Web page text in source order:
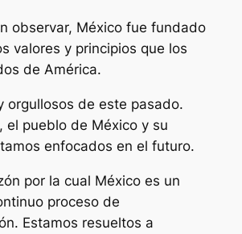
observar, México fue fundado
valores y principios que los
de América.
orgullosos de este pasado.
el pueblo de México y su
enfocados en el futuro.
por la cual México es un
proceso de
Estamos resueltos a